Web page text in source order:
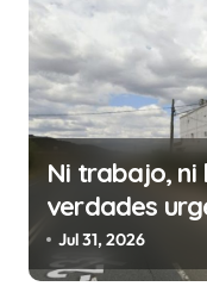
a
c
i
ó
n
e
e
Ni trabajo, ni
verdades
de la
Jul 31, 2026